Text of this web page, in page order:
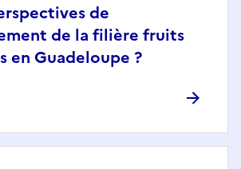
de
de la filière fruits
en Guadeloupe ?